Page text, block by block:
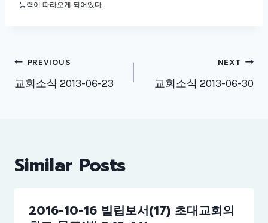
능력이 따라오게 되어있다.
Post
navigation
PREVIOUS
교회소식 2013-06-23
NEXT
교회소식 2013-06-30
Similar Posts
2016-10-16 빌립보서(17) 초대교회의